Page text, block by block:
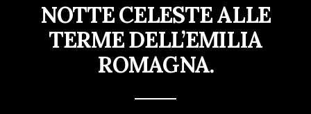
NOTTE CELESTE ALLE
TERME DELL’EMILIA
ROMAGNA.